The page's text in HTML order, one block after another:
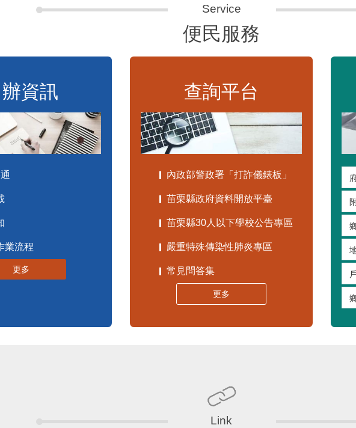
便民服務
資訊
業流程
更多
查詢平台
內政部警政署「打詐儀錶板」
苗栗縣政府資料開放平臺
苗栗縣30人以下學校公告專區
嚴重特殊傳染性肺炎專區
常見問答集
更多